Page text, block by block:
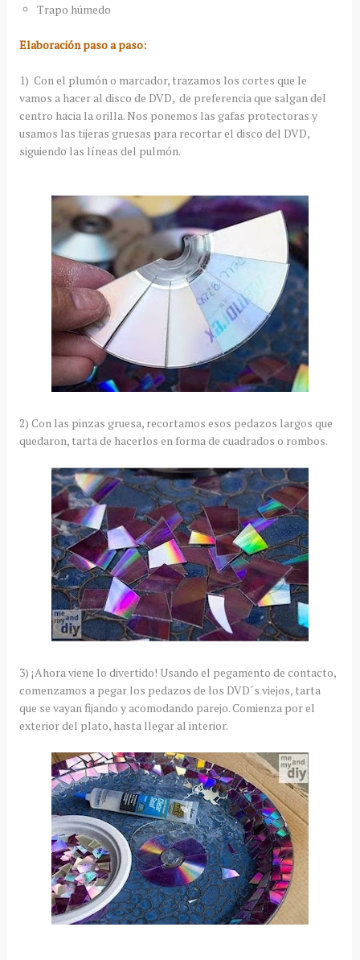
Trapo húmedo
Elaboración paso a paso:
1) Con el plumón o marcador, trazamos los cortes que le
vamos a hacer al disco de DVD, de preferencia que salgan del
centro hacia la orilla. Nos ponemos las gafas protectoras y
usamos las tijeras gruesas para recortar el disco del DVD,
siguiendo las líneas del pulmón.
2) Con las pinzas gruesa, recortamos esos pedazos largos que
quedaron, tarta de hacerlos en forma de cuadrados o rombos.
3) ¡Ahora viene lo divertido! Usando el pegamento de contacto,
comenzamos a pegar los pedazos de los DVD´s viejos, tarta
que se vayan fijando y acomodando parejo. Comienza por el
exterior del plato, hasta llegar al interior.